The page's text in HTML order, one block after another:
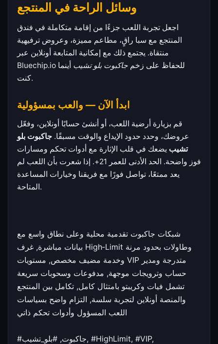
وسائل الراحة في المنتجع
اجعل تجربة اللعب جزءًا من إقامة متكاملة في فندق
المنتجع مع سبا راقٍ، مطاعم مميزة، وعروض ترفيهية
منتقاة. يجتمع ذلك مع إمكانية المتابعة أونلاين عبر
Bluechip.io للحفاظ على زخم جاكبوت بلو تشيب أينما
كنت.
ابدأ الآن — والعب بمسؤولية
قم بزيارة أرضية اللعب، أو أنشئ حسابًا أونلاين، وفعّل
عروضك، وحدد حدود الإيداع والوقت مسبقًا. جاكبوت بلو
تشيب يضعك في قلب الإثارة مع أدوات تحكم ومسارات
فوز واضحة. الحد الأدنى للعمر 21+. إذا شعرت بأن اللعب لم
يعد ممتعًا، تواصل فورًا مع فريقنا وخيارات المساعدة
المتاحة.
شبكات جاكبوت تقدمية محلية وعلى نطاق واسع مع
بيانات مباشرة, غرف High‑Limit وطاولات بحدود مرنة
وخدمة مضيف مخصص, مستويات VIP متدرجة ومدير
حساب وترويجات موجهة, مدفوعات وسحوبات سريعة
تشمل فيات وكريبتو بامتثال كامل, تكامل بين المنتجع
والمنصة أونلاين لتجربة سلسة, التزام واضح بسياسات
اللعب المسؤول وأدوات تحكم ذاتي
#جاكبوت, #بلو_تشيب, #HighLimit, #VIP,